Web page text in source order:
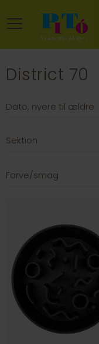
District 70
Sektion
Farve/smag